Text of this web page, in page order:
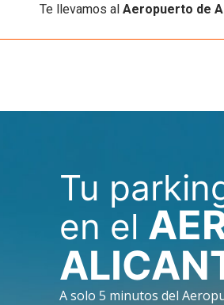
Te llevamos al Aeropuerto de
Tu
en el
A solo 5 minutos del